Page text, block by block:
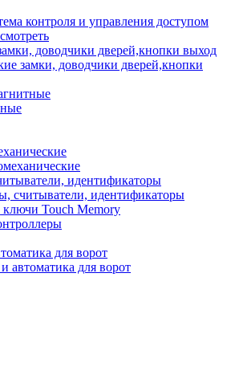
контроля и управления доступом
доводчики дверей,кнопки выход
замки, доводчики дверей,кнопки
идентификаторы
считыватели, идентификаторы
Touch Memory
для ворот
автоматика для ворот